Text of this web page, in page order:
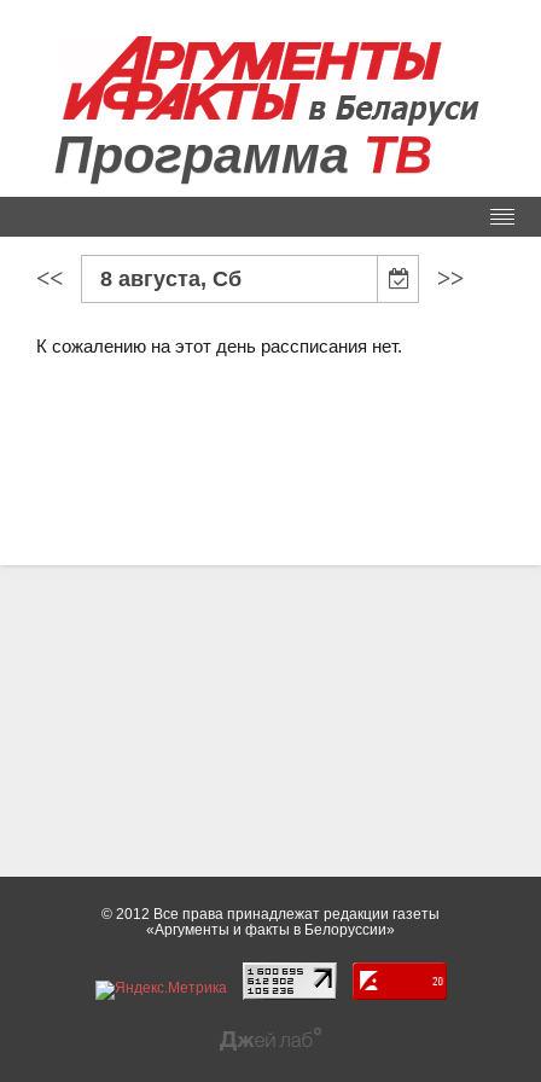
Программа ТВ
<< 8 августа, Сб >>
К сожалению на этот день рассписания нет.
© 2012 Все права принадлежат редакции газеты
«Аргументы и факты в Белоруссии»